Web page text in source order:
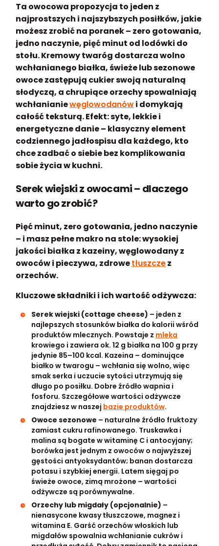
Ta owocowa propozycja to jeden z
najprostszych i najszybszych posiłków, jakie
możesz zrobić na poranek – zero gotowania,
jedno naczynie, pięć minut od lodówki do
stołu. Kremowy twaróg dostarcza wolno
wchłanianego białka, świeże lub sezonowe
owoce zastępują cukier swoją naturalną
słodyczą, a chrupiące orzechy spowalniają
wchłanianiewęglowodanówi domykają
całość teksturą. Efekt: syte, lekkie i
energetyczne danie – klasyczny element
codziennego jadłospisu dla każdego, kto
chce zadbać o siebie bez komplikowania
sobie życia w kuchni.
Serek wiejski z owocami – dlaczego
warto go zrobić?
Pięć minut, zero gotowania, jedno naczynie
– i masz pełne makro na stole: wysokiej
jakości białka z kazeiny, węglowodany z
owoców i pieczywa, zdrowetłuszczez
orzechów.
Kluczowe składniki i ich wartość odżywcza:
Serek wiejski (cottage cheese) – jeden z
najlepszych stosunków białka do kalorii wśród
produktów mlecznych. Powstaje z mleka
krowiego i zawiera ok. 12 g białka na 100 g przy
jedynie 85–100 kcal. Kazeina – dominujące
białko w twarogu – wchłania się wolno, więc
smak serka i uczucie sytości utrzymują się
długo po posiłku. Dobre źródło wapnia i
fosforu. Szczegółowe wartości odżywcze
znajdziesz w naszej bazie produktów.
Owoce sezonowe – naturalne źródło fruktozy
zamiast cukru rafinowanego. Truskawka i
malina są bogate w witaminę C i antocyjany;
borówka jest jednym z owoców o najwyższej
gęstości antyoksydantów; banan dostarcza
potasu i szybkiej energii. Latem sięgaj po
świeże owoce, zimą mrożone – wartości
odżywcze są porównywalne.
Orzechy lub migdały (opcjonalnie) –
nienasycone kwasy tłuszczowe, magnez i
witamina E. Garść orzechów włoskich lub
migdałów spowalnia wchłanianie cukrów i